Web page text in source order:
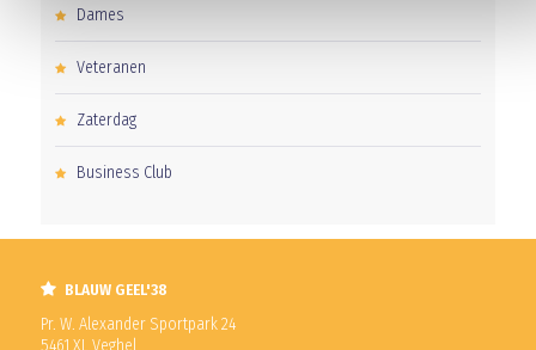
Dames
Veteranen
Zaterdag
Business Club
BLAUW GEEL'38
Pr. W. Alexander Sportpark 24
5461 XL Veghel